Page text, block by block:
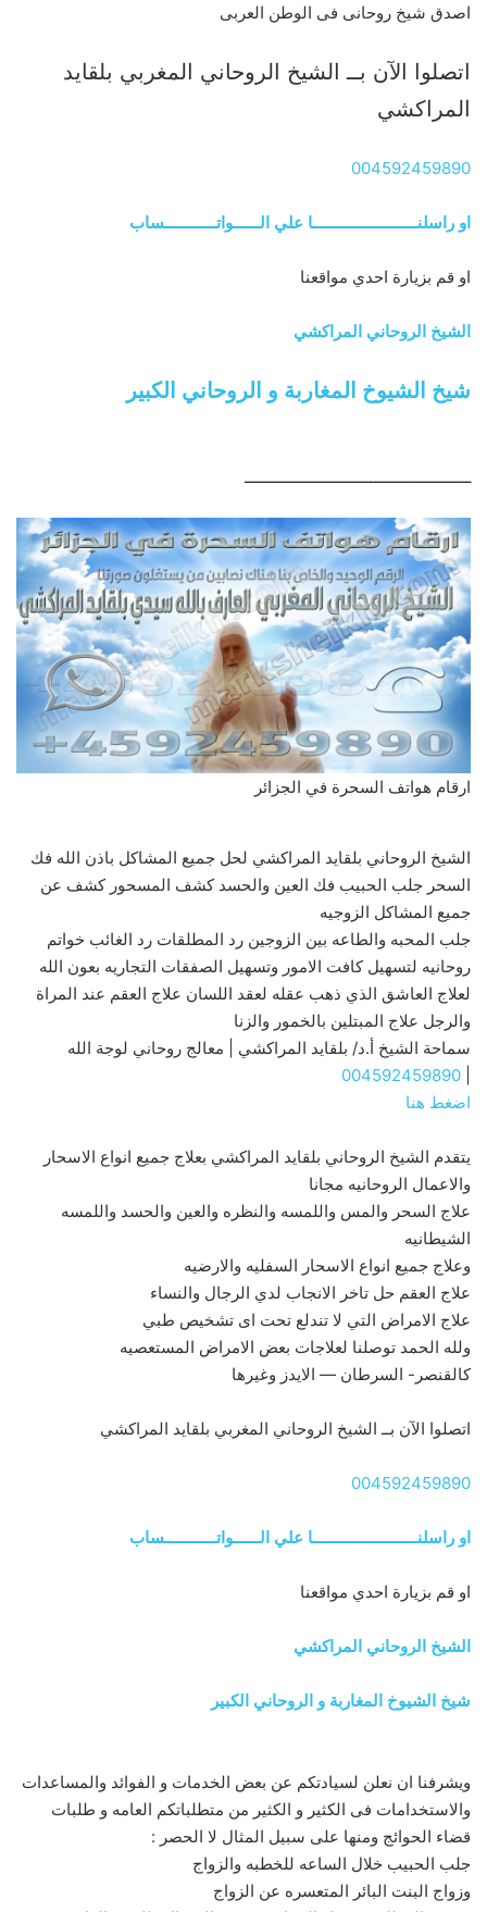
اصدق شيخ روحانى فى الوطن العربى
اتصلوا الآن بــ الشيخ الروحاني المغربي بلقايد
المراكشي
004592459890
او راسلنــــــــــــــــــــــــا علي الــــــواتــــــــــــساب
او قم بزيارة احدي مواقعنا
الشيخ الروحاني المراكشي
شيخ الشيوخ المغاربة و الروحاني الكبير
ــــــــــــــــــــــــــــــــــــــــــــــــــــ
ارقام هواتف السحرة في الجزائر
الشيخ الروحاني بلقايد المراكشي لحل جميع المشاكل باذن الله فك
السحر جلب الحبيب فك العين والحسد كشف المسحور كشف عن
جميع المشاكل الزوجيه
جلب المحبه والطاعه بين الزوجين رد المطلقات رد الغائب خواتم
روحانيه لتسهيل كافت الامور وتسهيل الصفقات التجاريه بعون الله
لعلاج العاشق الذي ذهب عقله لعقد اللسان علاج العقم عند المراة
والرجل علاج المبتلين بالخمور والزنا
سماحة الشيخ أ.د/ بلقايد المراكشي | معالج روحاني لوجة الله
004592459890
اضغط هنا
يتقدم الشيخ الروحاني بلقايد المراكشي بعلاج جميع انواع الاسحار
والاعمال الروحانيه مجانا
علاج السحر والمس واللمسه والنظره والعين والحسد واللمسه
الشيطانيه
وعلاج جميع انواع الاسحار السفليه والارضيه
علاج العقم حل تاخر الانجاب لدي الرجال والنساء
علاج الامراض التي لا تندلع تحت اى تشخيص طبي
ولله الحمد توصلنا لعلاجات بعض الامراض المستعصيه
كالقنصر- السرطان — الايدز وغيرها
اتصلوا الآن بــ الشيخ الروحاني المغربي بلقايد المراكشي
004592459890
او راسلنــــــــــــــــــــــــا علي الــــــواتــــــــــــساب
او قم بزيارة احدي مواقعنا
الشيخ الروحاني المراكشي
شيخ الشيوخ المغاربة و الروحاني الكبير
ويشرفنا ان نعلن لسيادتكم عن بعض الخدمات و الفوائد والمساعدات
والاستخدامات فى الكثير و الكثير من متطلباتكم العامه و طلبات
قضاء الحوائج ومنها على سبيل المثال لا الحصر :
جلب الحبيب خلال الساعه للخطبه والزواج
وزواج البنت البائر المتعسره عن الزواج